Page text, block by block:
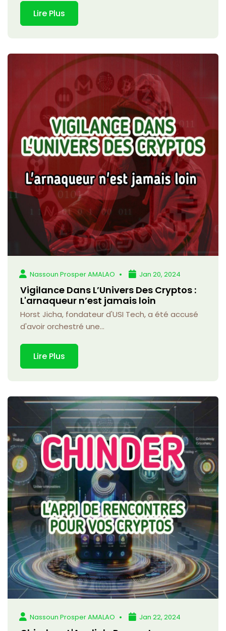
Lire Plus
Nassoun Prosper AMALAO Jan 20, 2024
Vigilance Dans L’Univers Des Cryptos :
L'arnaqueur n’est jamais loin
Horst Jicha, fondateur d'USI Tech, a été accusé
d'avoir orchestré une...
Lire Plus
Nassoun Prosper AMALAO Jan 22, 2024